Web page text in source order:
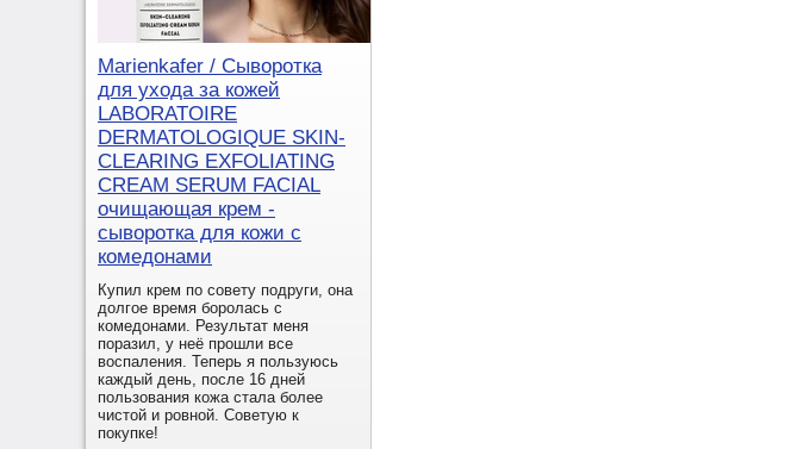
Marienkafer / Сыворотка
для ухода за кожей
LABORATOIRE
DERMATOLOGIQUE SKIN-
CLEARING EXFOLIATING
CREAM SERUM FACIAL
очищающая крем -
сыворотка для кожи с
комедонами
Купил крем по совету подруги, она
долгое время боролась с
комедонами. Результат меня
поразил, у неё прошли все
воспаления. Теперь я пользуюсь
каждый день, после 16 дней
пользования кожа стала более
чистой и ровной. Советую к
покупке!